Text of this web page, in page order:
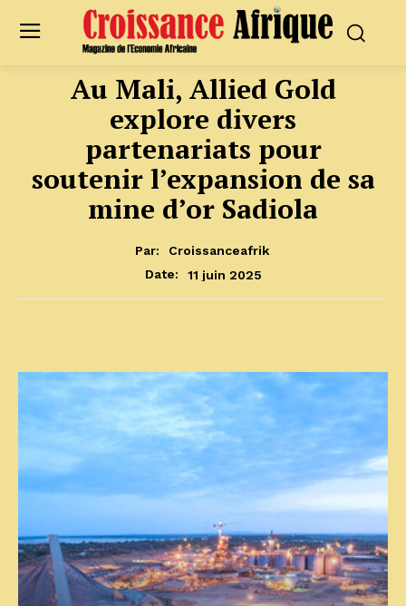
Au Mali, Allied Gold
explore divers
partenariats pour
soutenir l’expansion de sa
mine d’or Sadiola
Par:
Croissanceafrik
Date:
11 juin 2025